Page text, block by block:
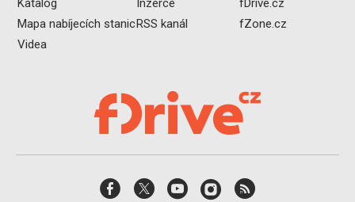
Katalog
Mapa nabíjecích stanic
Videa
Inzerce
RSS kanál
fDrive.cz
fZone.cz